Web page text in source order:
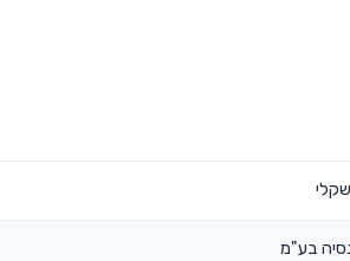
שקלי
בע"מ